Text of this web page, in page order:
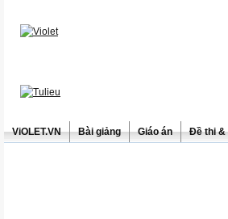
ViOLET.VN Bài giảng Giáo án Đề thi &